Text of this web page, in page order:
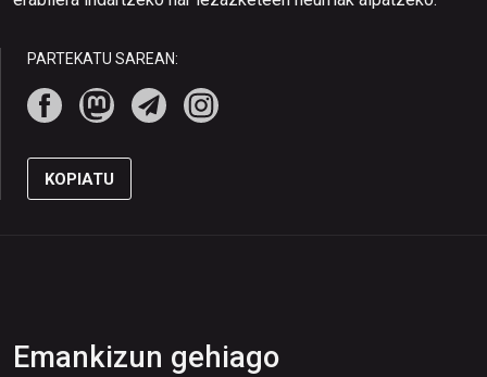
PARTEKATU SAREAN:
KOPIATU
Emankizun gehiago